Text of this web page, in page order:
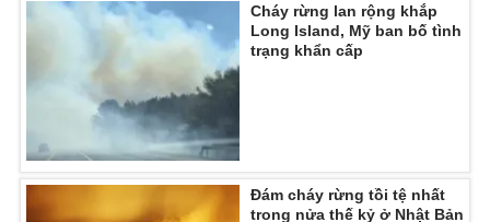
® Cấm sao chép dưới mọi hình thức nếu không có sự chấp
thuận bằng văn bản. Ghi rõ nguồn VTV.vn khi phát hành lại
thông tin từ website này.
Cháy rừng lan rộng khắp
Long Island, Mỹ ban bố tình
trạng khẩn cấp
Đám cháy rừng tồi tệ nhất
trong nửa thế kỷ ở Nhật Bản